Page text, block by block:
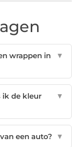
wrappen in
▼
ik de kleur
▼
een auto? ▼